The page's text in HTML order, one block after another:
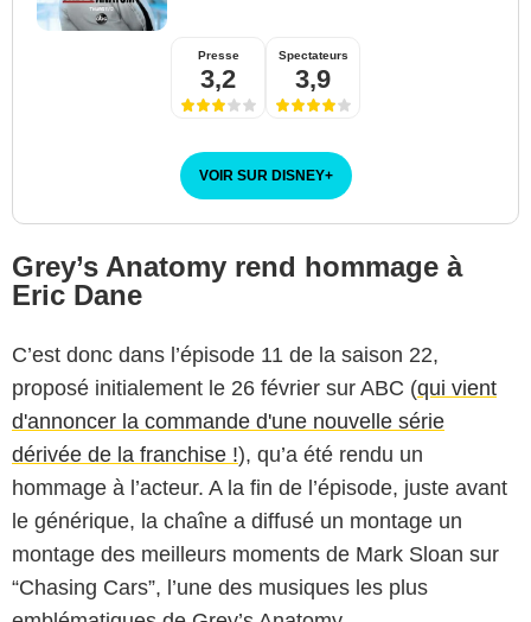
Presse
3,2
Spectateurs
3,9
VOIR SUR DISNEY+
Grey’s Anatomy rend hommage à
Eric Dane
C’est donc dans l’épisode 11 de la saison 22,
proposé initialement le 26 février sur ABC (qui vient
d'annoncer la commande d'une nouvelle série
dérivée de la franchise !), qu’a été rendu un
hommage à l’acteur. A la fin de l’épisode, juste avant
le générique, la chaîne a diffusé un montage un
montage des meilleurs moments de Mark Sloan sur
“Chasing Cars”, l’une des musiques les plus